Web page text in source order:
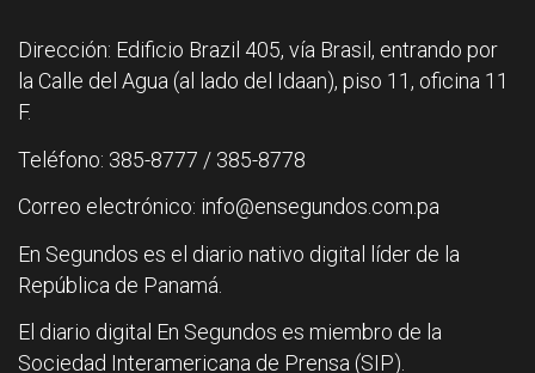
Dirección: Edificio Brazil 405, vía Brasil, entrando por
la Calle del Agua (al lado del Idaan), piso 11, oficina 11
F.
Teléfono: 385-8777 / 385-8778
Correo electrónico: info@ensegundos.com.pa
En Segundos es el diario nativo digital líder de la
República de Panamá.
El diario digital En Segundos es miembro de la
Sociedad Interamericana de Prensa (SIP).